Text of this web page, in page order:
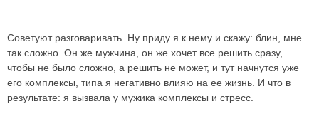
Советуют разговаривать. Ну приду я к нему и скажу: блин, мне
так сложно. Он же мужчина, он же хочет все решить сразу,
чтобы не было сложно, а решить не может, и тут начнутся уже
его комплексы, типа я негативно влияю на ее жизнь. И что в
результате: я вызвала у мужика комплексы и стресс.